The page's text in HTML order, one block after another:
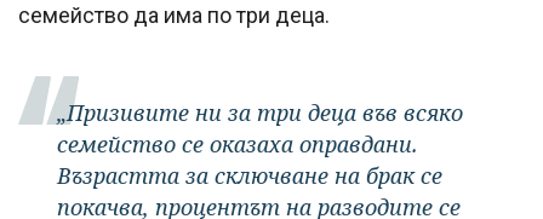
семейство да има по три деца.
„Призивите ни за три деца във всяко
семейство се оказаха оправдани.
Възрастта за сключване на брак се
покачва, процентът на разводите се